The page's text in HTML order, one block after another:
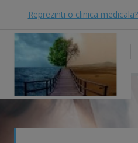
Reprezinti o clinica